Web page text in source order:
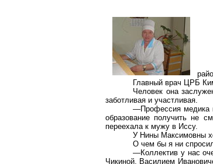
Главный врач ЦРБ
Человек она
заботливая и участливая.
—Профессия медика
образование получить не
переехала к мужу в Иссу.
У Нины Максимовны
О чем бы я ни
—Коллектив у нас
Чикиной, Василием